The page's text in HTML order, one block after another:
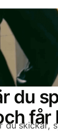
du
får
du skickar,